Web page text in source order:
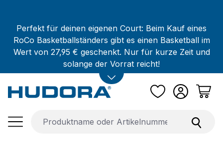
Perfekt für deinen eigenen Court: Beim Kauf eines
RoCo Basketballständers gibt es einen Basketball im
Wert von 27,95 € geschenkt. Nur für kurze Zeit und
solange der Vorrat reicht!